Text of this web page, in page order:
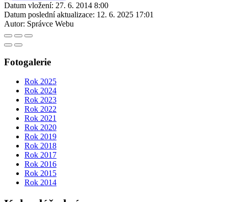
Datum vložení: 27. 6. 2014 8:00
Datum poslední aktualizace: 12. 6. 2025 17:01
Autor: Správce Webu
Fotogalerie
Rok 2025
Rok 2024
Rok 2023
Rok 2022
Rok 2021
Rok 2020
Rok 2019
Rok 2018
Rok 2017
Rok 2016
Rok 2015
Rok 2014